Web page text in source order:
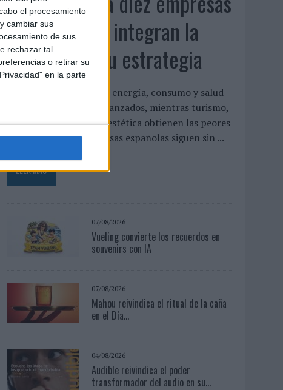
el procesamiento
cambiar sus
de sus
rechazar tal
o retirar su
en la parte
españolas no integran la
infancia en su estrategia
El estudio concluye que energía, consumo y salud
son los sectores más avanzados, mientras turismo,
tecnología y gaming o estética obtienen las peores
valoraciones Las empresas españolas siguen sin ...
LEER MÁS
07/08/2026
Vueling convierte los recuerdos en
souvenirs con IA
07/08/2026
Mahou reivindica el ritual de la caña
en el Día...
04/08/2026
Audible reivindica el poder
transformador del audio en su...